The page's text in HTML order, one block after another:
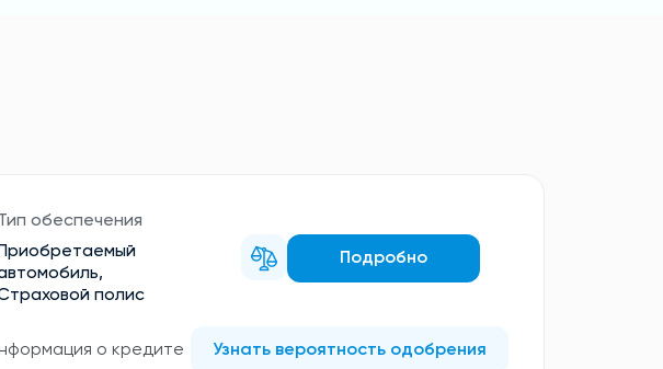
обеспечения
Приобретаемый
полис
Подробно
о кредите Узнать вероятность одобрения